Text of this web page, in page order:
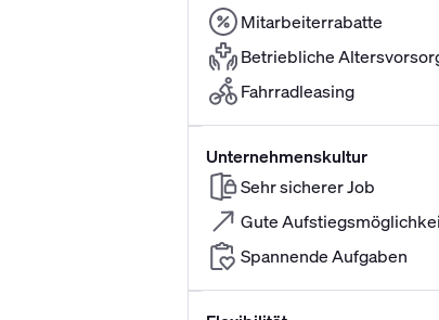
Mitarbeiterrabatte
Betriebliche
Fahrradleasing
Unternehmenskultur
Sehr sicherer Job
Gute
Spannende Aufgaben